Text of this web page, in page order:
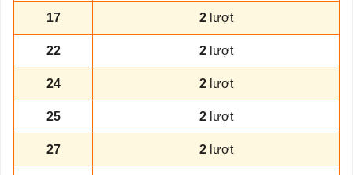
17 2 lượt
22 2 lượt
24 2 lượt
25 2 lượt
27 2 lượt